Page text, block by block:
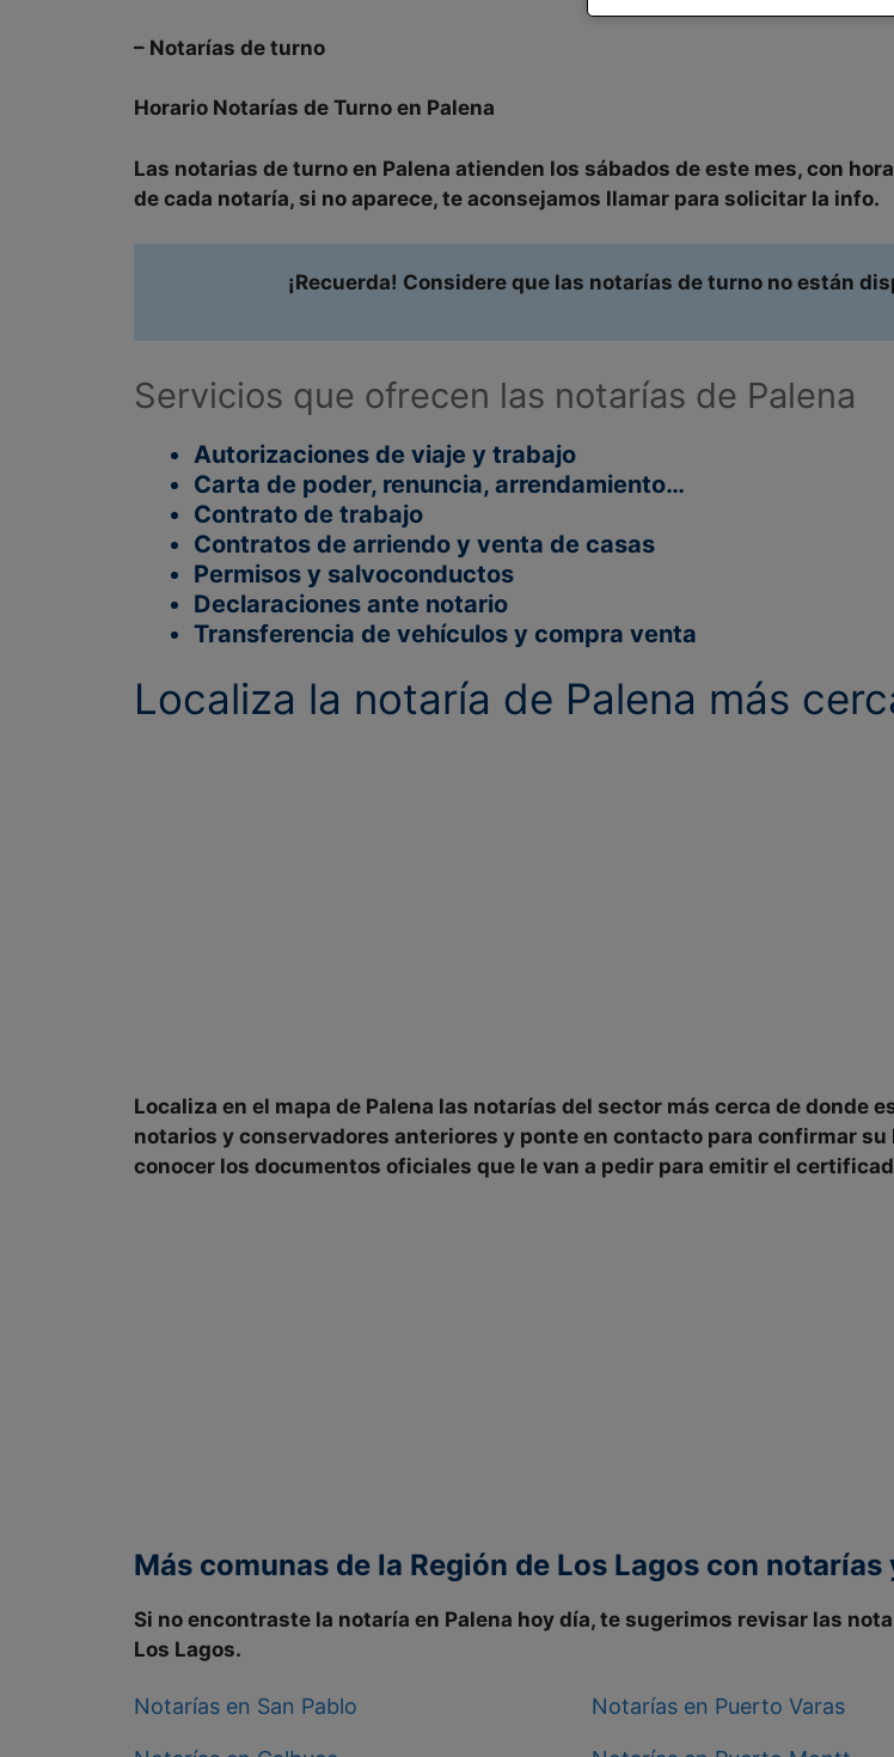
– Notarías de turno
Horario Notarías de Turno en Palena
Las notarias de turno en Palena atienden los sábados de este mes, con
de cada notaría, si no aparece, te aconsejamos llamar para solicitar la info.
¡Recuerda! Considere que las notarías de turno no están
Servicios que ofrecen las notarías de Palena
Autorizaciones de viaje y trabajo
Carta de poder, renuncia, arrendamiento…
Contrato de trabajo
Contratos de arriendo y venta de casas
Permisos y salvoconductos
Declaraciones ante notario
Transferencia de vehículos y compra venta
Localiza la notaría de Palena más
Localiza en el mapa de Palena las notarías del sector más cerca de donde
notarios y conservadores anteriores y ponte en contacto para confirmar su
conocer los documentos oficiales que le van a pedir para emitir el
Más comunas de la Región de Los Lagos con
Si no encontraste la notaría en Palena hoy día, te sugerimos revisar las
Los Lagos.
Notarías en San Pablo Notarías en Puerto Varas